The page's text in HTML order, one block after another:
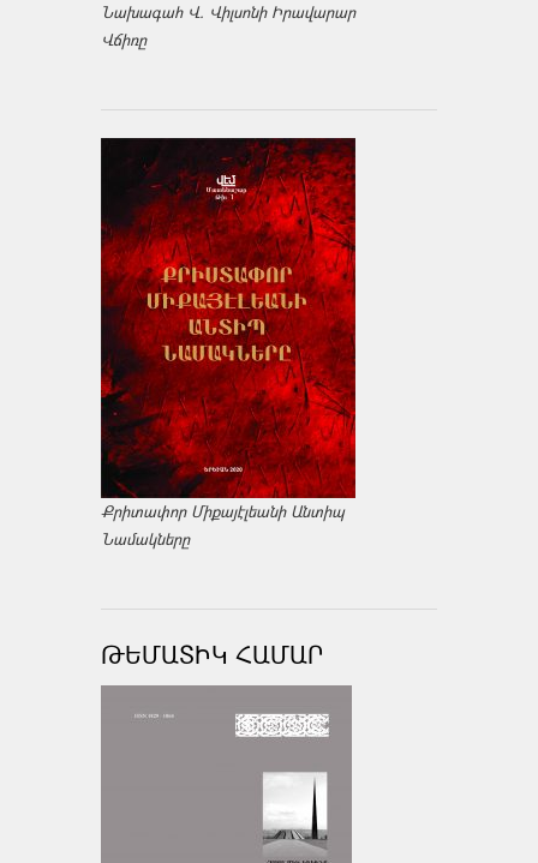
Նախագահ Վ. Վիլսոնի Իրավարար
Վճիռը
Քրիտափոր Միքայէլեանի Անտիպ
Նամակները
ԹԵՄԱՏԻԿ ՀԱՄԱՐ